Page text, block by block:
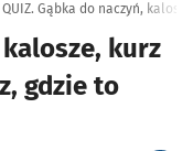
kalosze, kurz
gdzie to